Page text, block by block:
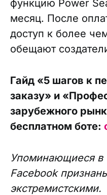
функцию Power
месяц. После
доступ к более
обещают
Гайд «5 шагов к
заказу» и
зарубежного
бесплатном боте:
Упоминающиеся в
Facebook
экстремистскими.